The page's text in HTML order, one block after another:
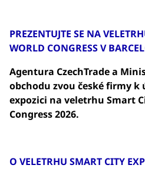
PREZENTUJTE SE NA
WORLD CONGRESS V
Agentura CzechTrade a
obchodu zvou české firmy k
expozici na veletrhu Smart
Congress 2026.
O VELETRHU SMART CITY